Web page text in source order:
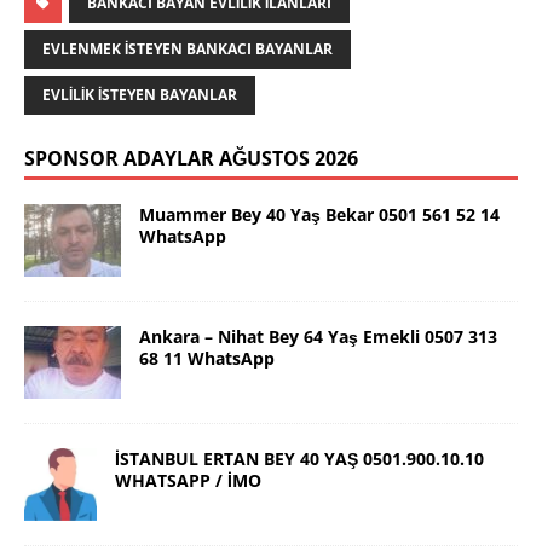
EVLENMEK ISTEYEN BANKACI BAYANLAR
EVLILIK ISTEYEN BAYANLAR
SPONSOR ADAYLAR AĞUSTOS 2026
Muammer Bey 40 Yaş Bekar 0501 561 52 14
WhatsApp
Ankara – Nihat Bey 64 Yaş Emekli 0507 313
68 11 WhatsApp
İSTANBUL ERTAN BEY 40 YAŞ 0501.900.10.10
WHATSAPP / İMO